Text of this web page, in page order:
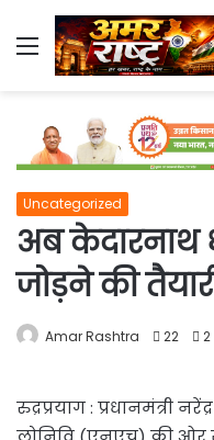
Menu
Uncategorized
अब केदारनाथ
जोड़ने की
Amar Rashtra 22
रुद्रप्रयाग : प्रधानमंत्री